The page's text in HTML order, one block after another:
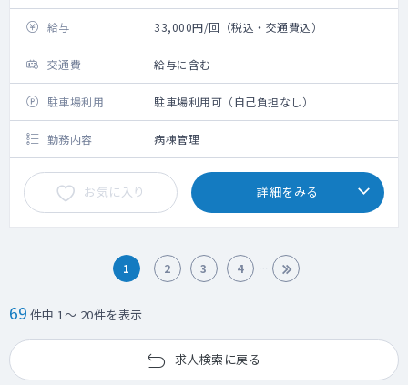
給与 33,000円/回（税込・交通費込）
交通費 給与に含む
駐車場利用 駐車場利用可（自己負担なし）
勤務内容 病棟管理
お気に入り 詳細をみる
1 2 3 4
69 件中 1～ 20件を表示
求人検索に戻る